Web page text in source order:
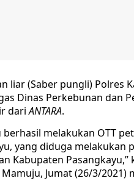
liar (Saber pungli) Polres
Dinas Perkebunan dan
dariANTARA.
melakukan OTT
yang diduga
Kabupaten
Jumat (26/3/2021)